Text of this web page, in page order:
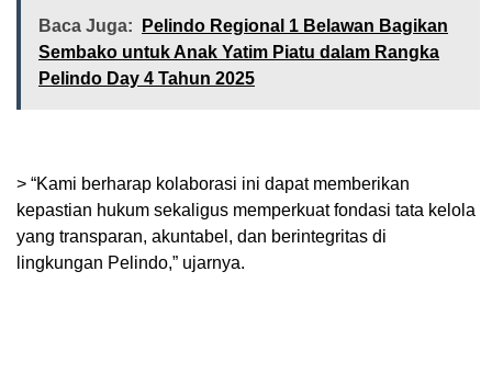
Baca Juga:
Pelindo Regional 1 Belawan Bagikan
Sembako untuk Anak Yatim Piatu dalam Rangka
Pelindo Day 4 Tahun 2025
> “Kami berharap kolaborasi ini dapat memberikan
kepastian hukum sekaligus memperkuat fondasi tata kelola
yang transparan, akuntabel, dan berintegritas di
lingkungan Pelindo,” ujarnya.